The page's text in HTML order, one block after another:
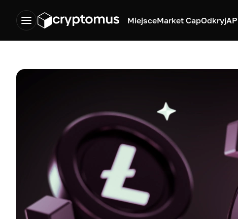
MiejsceMarket CapOdkryj